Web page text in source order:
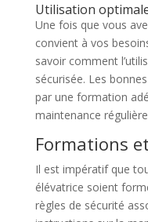
Utilisation
Une fois que vous
convient à vos
savoir comment
sécurisée. Les
par une formation
maintenance
Formations
Il est impératif que
élévatrice soient
règles de sécurité